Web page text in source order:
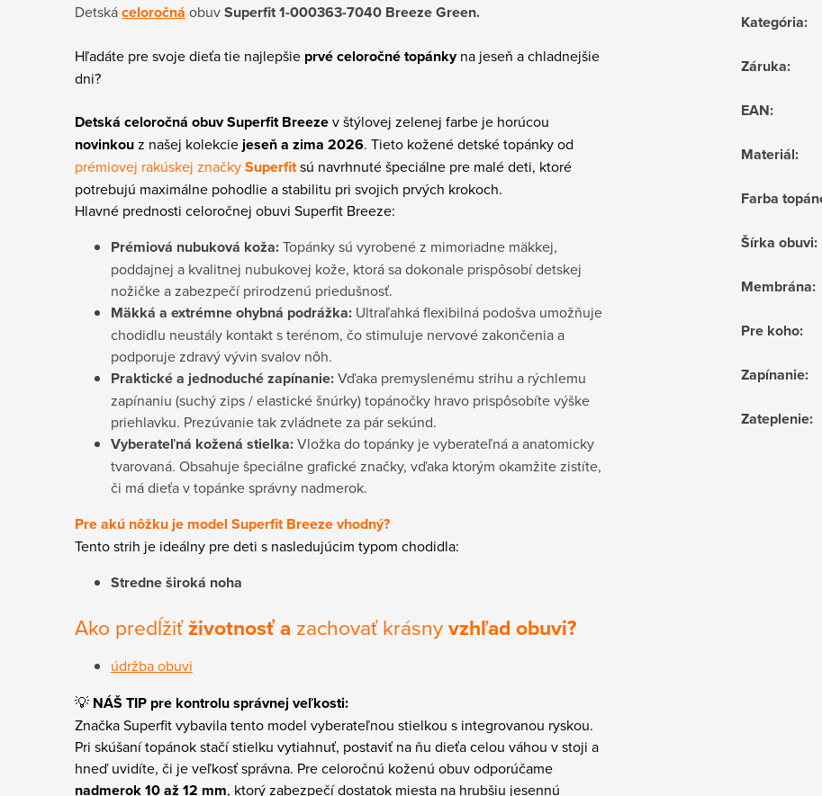
Detskáceloročná obuvSuperfit 1-000363-7040 Breeze Green.
Hľadáte pre svoje dieťa tie najlepšie prvé celoročné topánkyna jeseň a chladnejšie
dni?
Detská celoročná obuv Superfit Breezev štýlovej zelenej farbe je horúcou
novinkouz našej kolekciejeseň a zima 2026. Tieto kožené detské topánky od
prémiovej rakúskej značkySuperfitsú navrhnuté špeciálne pre malé deti, ktoré
potrebujú maximálne pohodlie a stabilitu pri svojich prvých krokoch.
Hlavné prednosti celoročnej obuvi Superfit Breeze:
Prémiová nubuková koža:Topánky sú vyrobené z mimoriadne mäkkej,
poddajnej a kvalitnej nubukovej kože, ktorá sa dokonale prispôsobí detskej
nožičke a zabezpečí prirodzenú priedušnosť.
Mäkká a extrémne ohybná podrážka: Ultraľahká flexibilná podošva umožňuje
chodidlu neustály kontakt s terénom, čo stimuluje nervové zakončenia a
podporuje zdravý vývin svalov nôh.
Praktické a jednoduché zapínanie:Vďaka premyslenému strihu a rýchlemu
zapínaniu (suchý zips / elastické šnúrky) topánočky hravo prispôsobíte výške
priehlavku. Prezúvanie tak zvládnete za pár sekúnd.
Vyberateľná kožená stielka:Vložka do topánky je vyberateľná a anatomicky
tvarovaná. Obsahuje špeciálne grafické značky, vďaka ktorým okamžite zistíte,
či má dieťa v topánke správny nadmerok.
Pre akú nôžku je model Superfit Breeze vhodný?
Tento strih je ideálny pre deti s nasledujúcim typom chodidla:
Stredne široká noha
Ako predĺžiťživotnosť a zachovať krásnyvzhľad obuvi?
údržba obuvi
💡 NÁŠ TIP pre kontrolu správnej veľkosti:
Značka Superfit vybavila tento model vyberateľnou stielkou s integrovanou ryskou.
Pri skúšaní topánok stačí stielku vytiahnuť, postaviť na ňu dieťa celou váhou v stoji a
hneď uvidíte, či je veľkosť správna. Pre celoročnú koženú obuv odporúčame
nadmerok 10 až 12 mm, ktorý zabezpečí dostatok miesta na hrubšiu jesennú
Kategória:
Záruka:
EAN:
Materiál:
Farba
Šírka obuvi:
Membrána:
Pre koho:
Zapínanie:
Zateplenie: